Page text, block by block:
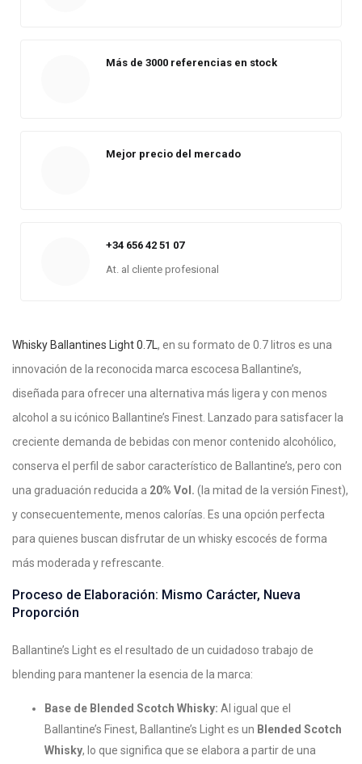
Más de 3000 referencias en stock
Mejor precio del mercado
+34 656 42 51 07
At. al cliente profesional
Whisky Ballantines Light 0.7L , en su formato de 0.7 litros es una
innovación de la reconocida marca escocesa Ballantine’s,
diseñada para ofrecer una alternativa más ligera y con menos
alcohol a su icónico Ballantine’s Finest. Lanzado para satisfacer la
creciente demanda de bebidas con menor contenido alcohólico,
conserva el perfil de sabor característico de Ballantine’s, pero con
una graduación reducida a 20% Vol. (la mitad de la versión Finest),
y consecuentemente, menos calorías. Es una opción perfecta
para quienes buscan disfrutar de un whisky escocés de forma
más moderada y refrescante.
Proceso de Elaboración: Mismo Carácter, Nueva
Proporción
Ballantine’s Light es el resultado de un cuidadoso trabajo de
blending para mantener la esencia de la marca:
Base de Blended Scotch Whisky: Al igual que el
Ballantine’s Finest, Ballantine’s Light es un Blended Scotch
Whisky, lo que significa que se elabora a partir de una